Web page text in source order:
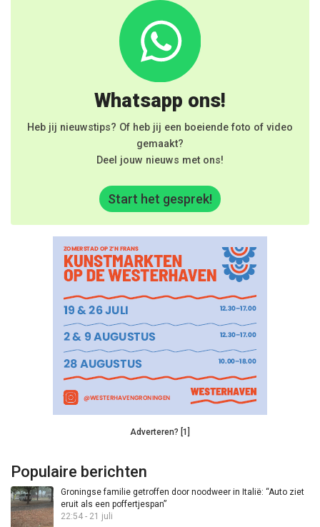
Whatsapp ons!
Heb jij nieuwstips? Of heb jij een boeiende foto of video
gemaakt?
Deel jouw nieuws met ons!
Start het gesprek!
Adverteren? [1]
Populaire berichten
Groningse familie getroffen door noodweer in Italië: “Auto ziet
eruit als een poffertjespan”
22:54 - 21 juli